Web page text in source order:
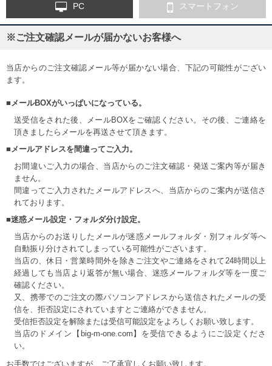
PC スマートフォン
※ご注文確認メールが届かないお客様へ
当店からのご注文確認メール等が届かない場合、下記の可能性がござい
ます。
■メールBOXがいっぱいになっている。
送受信をされた後、メールBOXをご確認ください。その後、ご連絡を
頂きましたらメールを再送させて頂きます。
■メールアドレスを間違ってご入力。
お間違いご入力の場合、当店からのご注文確認・発送ご案内等が届き
ません。
間違ってご入力されたメールアドレスへ、当店からのご案内が送信さ
れております。
■迷惑メール設定・フォルダ分け設定。
当店からのお送りしたメールが迷惑メールフォルダ・別フォルダ等へ
自動振り分けされてしまっている可能性がございます。
当店の、休日・営業時間外を除きご注文やご連絡をされて24時間以上
経過しても当店より返答が無い場合、迷惑メールフォルダ等を一度ご
確認ください。
又、携帯でのご注文の際パソコンアドレスから送信されたメールの受
信を、拒否設定にされていますとご連絡ができません。
受信拒否設定を解除または受信可能設定をよろしくお願い致します。
当店のドメイン【big-m-one.com】を受信できるようにご設定くださ
い。
お手数ではございますが、ご了承宜しくお願い致します。